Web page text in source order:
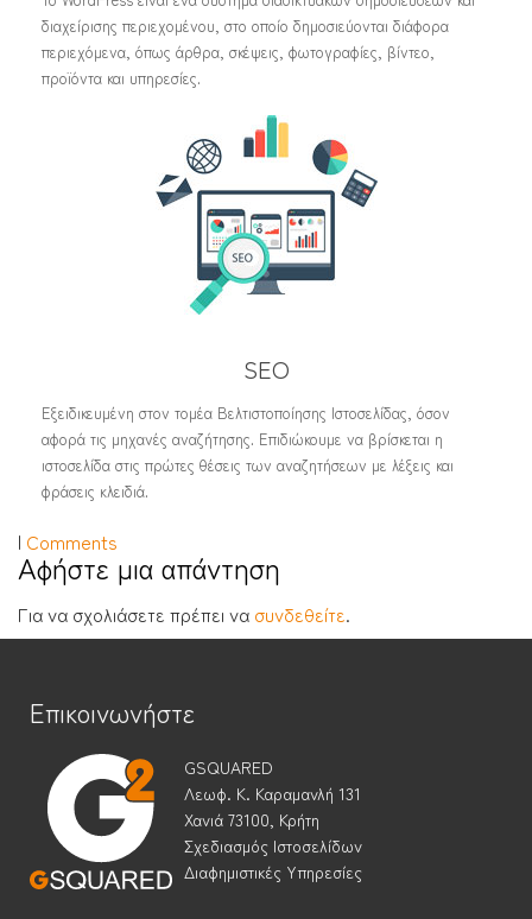
διαχείρισης περιεχομένου, στο οποίο δημοσιεύονται διάφορα
περιεχόμενα, όπως άρθρα, σκέψεις, φωτογραφίες, βίντεο,
προϊόντα και υπηρεσίες.
SEO
Εξειδικευμένη στον τομέα Βελτιστοποίησης Ιστοσελίδας, όσον
αφορά τις μηχανές αναζήτησης. Επιδιώκουμε να βρίσκεται η
ιστοσελίδα στις πρώτες θέσεις των αναζητήσεων με λέξεις και
φράσεις κλειδιά.
| Comments
Αφήστε μια απάντηση
Για να σχολιάσετε πρέπει να συνδεθείτε.
Επικοινωνήστε
GSQUARED
Λεωφ. Κ. Καραμανλή 131
Χανιά 73100, Κρήτη
Σχεδιασμός Ιστοσελίδων
Διαφημιστικές Υπηρεσίες